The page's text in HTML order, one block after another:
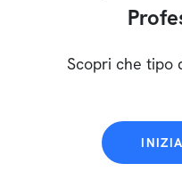
Scopri che tipo